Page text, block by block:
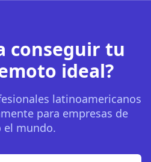
conseguir tu
ideal?
latinoamericanos
para empresas de
el mundo.